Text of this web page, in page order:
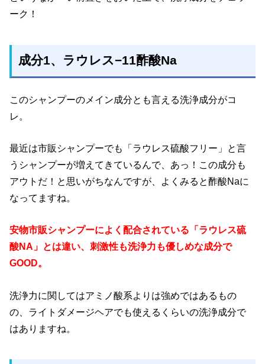
ーク！
成分1、ラウレス−11酢酸Na
このシャンプーのメイン成分とも言える洗浄成分がコ
レ。
最近は市販シャンプーでも「ラウレス硫酸フリー」と言
うシャンプーが増えてきているんで、あっ！この成分も
アウトだ！と思いがちなんですが、よくみると酢酸Naに
なってますね。
安物市販シャンプーによく配合されている「ラウレス硫
酸NA」とは違い、刺激性も洗浄力も優しめな成分で
GOOD。
洗浄力に関してはアミノ酸系よりは強めではあるもの
の、ライトダメージヘアでも使えるくらいの洗浄成分で
はありますね。